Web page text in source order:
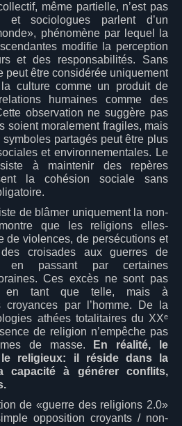
même partielle, n’est pas
et sociologues parlent d’un
phénomène par lequel la
modifie la perception
et des responsabilités. Sans
peut être considérée uniquement
culture comme un produit de
humaines comme des
observation ne suggère pas
soient moralement fragiles, mais
partagés peut être plus
et environnementales. Le
à maintenir des repères
la cohésion sociale sans
de blâmer uniquement la non-
que les religions elles-
de violences, de persécutions et
croisades aux guerres de
en passant par certaines
Ces excès ne sont pas
en tant que telle, mais à
croyances par l’homme. De la
athées totalitaires du XXᵉ
de religion n’empêche pas
de masse.
En réalité, le
le religieux: il réside dans la
capacité à générer conflits,
de «guerre des religions 2.0»
opposition croyants / non-